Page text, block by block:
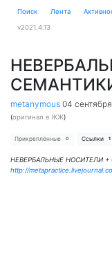
Поиск Лента
v2021.4.13
metanymous 04
(оригинал в ЖЖ)
Прикреплённые 0 Ссылки 1
НЕВЕРБАЛЬНЫЕ НОСИТЕЛИ
http://